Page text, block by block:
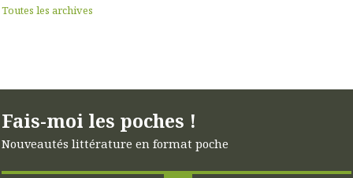
Toutes les archives
Fais-moi les poches !
Nouveautés littérature en format poche